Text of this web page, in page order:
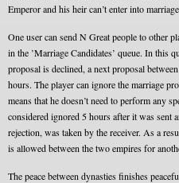
Emperor and his heir can’t enter into
One user can send N Great people to other
in the ’Marriage Candidates’ queue. In this
proposal is declined, a next proposal
hours. The player can ignore the marriage
means that he doesn’t need to perform any
considered ignored 5 hours after it was sent
rejection, was taken by the receiver. As a
is allowed between the two empires for
The peace between dynasties finishes